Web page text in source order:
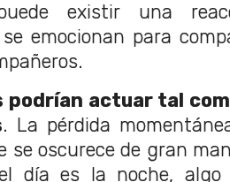
existir una
emocionan para
podrían actuar tal
. La pérdida
se oscurece de gran
día es la noche, algo